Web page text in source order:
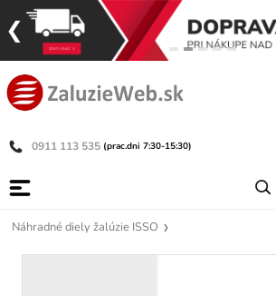
0911 113 535 (prac.dni 7:30-15:30)
Náhradné diely žalúzie ISSO